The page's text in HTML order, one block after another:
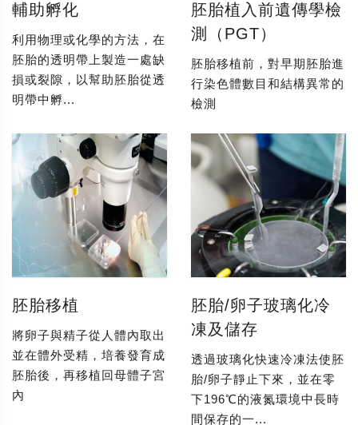
輔助孵化
利用物理或化學的方法，在
胚胎的透明帶上製造一處缺
損或裂隙，以幫助胚胎從透
明帶中孵...
胚胎植入前遺傳學檢
測（PGT）
胚胎移植前，對早期胚胎進
行染色體數目和結構異常的
檢測
胚胎移植
將卵子與精子從人體內取出
並在體外受精，培養發育成
胚胎後，再移植回母體子宮
內
胚胎/卵子玻璃化冷
凍及儲存
透過玻璃化快速冷凍法使胚
胎/卵子靜止下來，並在零
下196℃的液氮環境中長時
間保存的一...